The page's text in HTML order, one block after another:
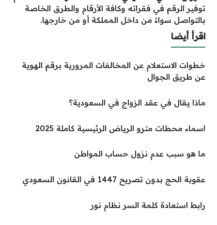
توفير الرقم في فقراته وكافة الأرقام والطرق الخاصة
بالتواصل سواءً من داخل المملكة أو من خارجها.
اقرأ أيضا
خطوات الاستعلام عن المخالفات المرورية برقم الهوية
عن طريق الجوال
ماذا يقال في عقد الزواج في السعودية؟
اسماء محطات مترو الرياض الرئيسية كاملة 2025
ما هو سبب عدم نزول حساب المواطن
عقوبة الحج بدون تصريح 1447 في القانون السعودي
رابط استعادة كلمة السر نظام نور